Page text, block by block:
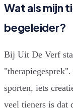
Wat als mijn
begeleider?
Bij Uit De Verf
sporten, iets
veel tieners is dat